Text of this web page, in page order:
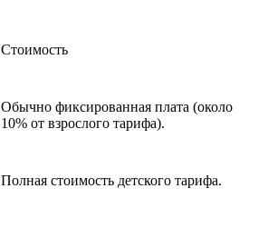
Стоимость
Обычно фиксированная плата (около
10% от взрослого тарифа).
Полная стоимость детского тарифа.